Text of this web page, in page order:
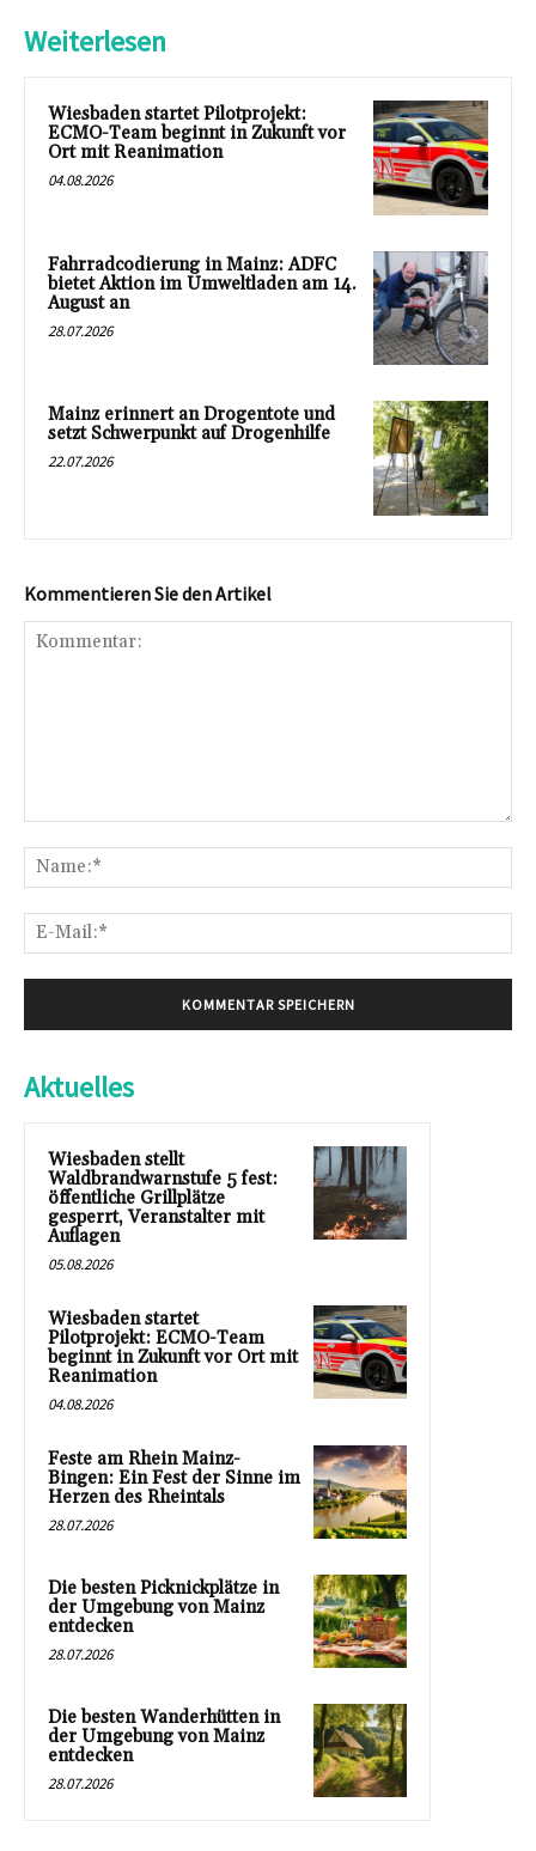
Weiterlesen
Wiesbaden startet Pilotprojekt:
ECMO-Team beginnt in Zukunft vor
Ort mit Reanimation
04.08.2026
Fahrradcodierung in Mainz: ADFC
bietet Aktion im Umweltladen am 14.
August an
28.07.2026
Mainz erinnert an Drogentote und
setzt Schwerpunkt auf Drogenhilfe
22.07.2026
Kommentieren Sie den Artikel
Aktuelles
Wiesbaden stellt
Waldbrandwarnstufe 5 fest:
öffentliche Grillplätze
gesperrt, Veranstalter mit
Auflagen
05.08.2026
Wiesbaden startet
Pilotprojekt: ECMO-Team
beginnt in Zukunft vor Ort mit
Reanimation
04.08.2026
Feste am Rhein Mainz-
Bingen: Ein Fest der Sinne im
Herzen des Rheintals
28.07.2026
Die besten Picknickplätze in
der Umgebung von Mainz
entdecken
28.07.2026
Die besten Wanderhütten in
der Umgebung von Mainz
entdecken
28.07.2026